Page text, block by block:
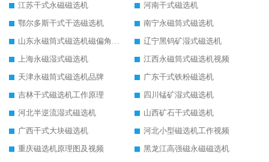
江苏干式永磁磁选机
河南干式磁选机
鄂尔多斯干式干选磁选机
南宁永磁筒式磁选机
山东永磁筒式磁选机磁偏角怎么调整
辽宁黑钨矿湿式磁选机
上海永磁湿式磁选机
江西永磁筒式磁选机视频
天津永磁筒式磁选机品牌
广东干式铁粉磁选机
吉林干式磁选机工作原理
四川锰矿湿式磁选机
河北半逆流湿式磁选机
山西矿石干式磁选机
广西干式大块磁选机
河北小型磁选机工作视频
重庆磁选机原理图及视频
黑龙江高强磁永磁磁选机